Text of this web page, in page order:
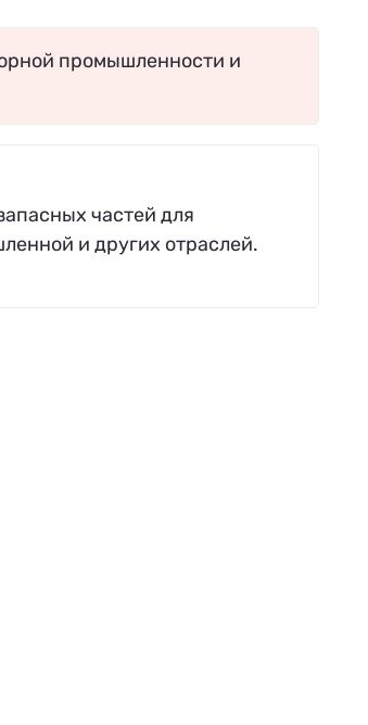
промышленности и
частей для
и других отраслей.